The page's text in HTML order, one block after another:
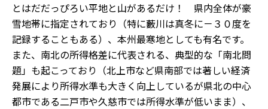
とはだだっぴろい平地と山があるだけ！ 県内全体が豪
雪地帯に指定されており（特に藪川は真冬に－３０度を
記録することもある）、本州最寒地としても有名です。
また、南北の所得格差に代表される、典型的な「南北問
題」も起こっており（北上市など県南部では著しい経済
発展により所得水準も大きく向上しているが県北の中心
都市である二戸市や久慈市では所得水準が低いまま）、